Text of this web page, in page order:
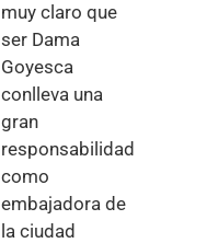
muy claro que
ser Dama
Goyesca
conlleva una
gran
responsabilidad
como
embajadora de
la ciudad